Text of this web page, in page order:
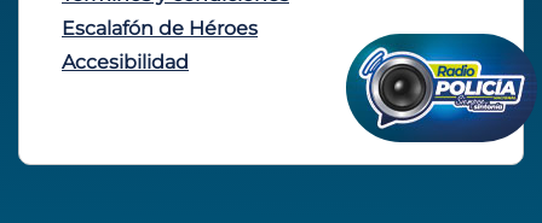
Escalafón de Héroes
Accesibilidad